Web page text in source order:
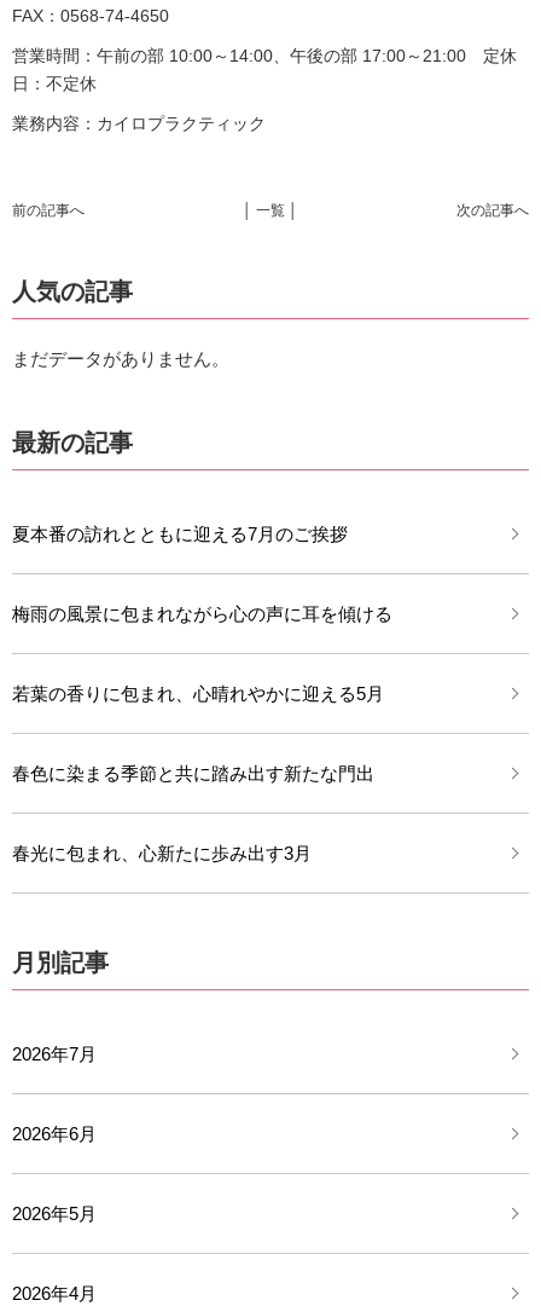
FAX：0568-74-4650
営業時間：午前の部 10:00～14:00、午後の部 17:00～21:00 定休
日：不定休
業務内容：カイロプラクティック
前の記事へ 次の記事へ
│ 一覧 │
人気の記事
まだデータがありません。
最新の記事
夏本番の訪れとともに迎える7月のご挨拶
梅雨の風景に包まれながら心の声に耳を傾ける
若葉の香りに包まれ、心晴れやかに迎える5月
春色に染まる季節と共に踏み出す新たな門出
春光に包まれ、心新たに歩み出す3月
月別記事
2026年7月
2026年6月
2026年5月
2026年4月